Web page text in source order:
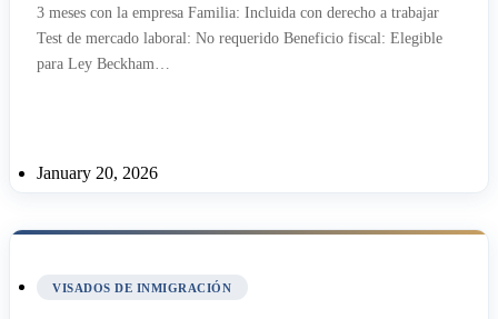
3 meses con la empresa Familia: Incluida con derecho a trabajar
Test de mercado laboral: No requerido Beneficio fiscal: Elegible
para Ley Beckham…
January 20, 2026
VISADOS DE INMIGRACIÓN